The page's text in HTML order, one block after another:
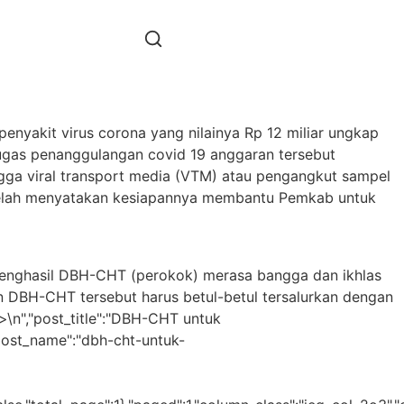
virus corona yang nilainya Rp 12 miliar ungkap
penanggulangan covid 19 anggaran tersebut
viral transport media (VTM) atau pengangkut sampel
menyatakan kesiapannya membantu Pemkab untuk
DBH-CHT (perokok) merasa bangga dan ikhlas
CHT tersebut harus betul-betul tersalurkan dengan
CHT untuk
cht-untuk-